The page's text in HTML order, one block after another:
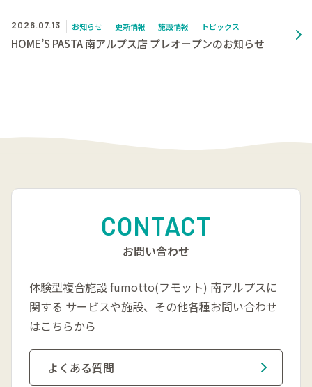
2026.07.13 お知らせ 更新情報 施設情報 トピックス
HOME’S PASTA 南アルプス店 プレオープンのお知らせ
CONTACT
お問い合わせ
体験型複合施設 fumotto(フモット) 南アルプスに
関する サービスや施設、その他各種お問い合わせ
はこちらから
よくある質問